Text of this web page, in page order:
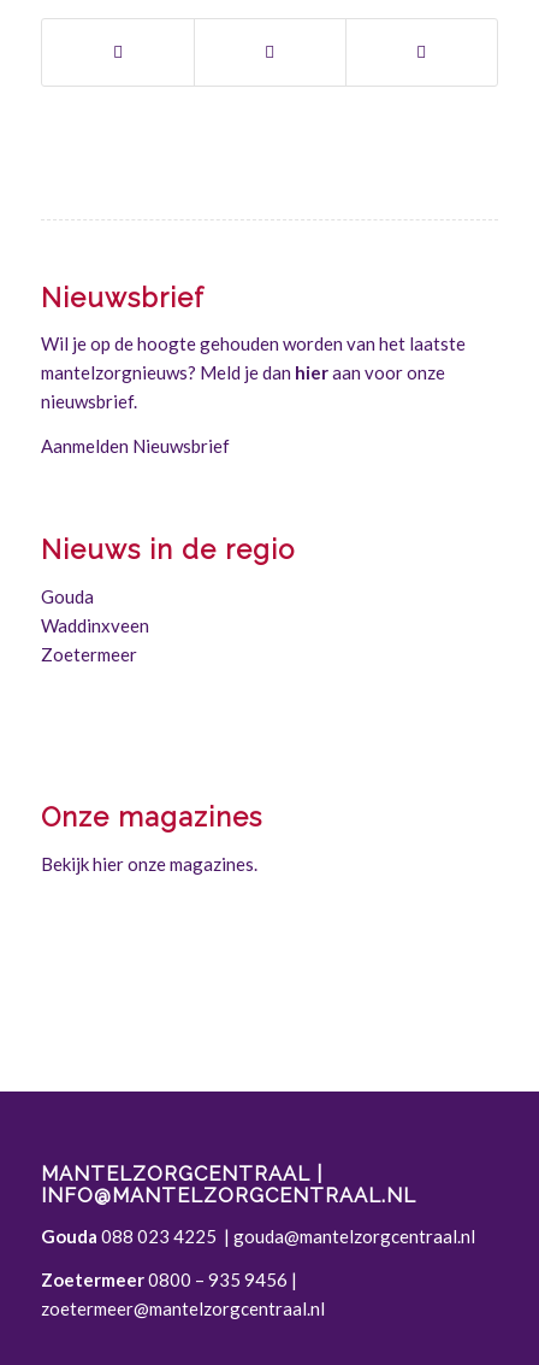
Nieuwsbrief
Wil je op de hoogte gehouden worden van het laatste
mantelzorgnieuws? Meld je dan hieraan voor onze
nieuwsbrief.
Aanmelden Nieuwsbrief
Nieuws in de regio
Gouda
Waddinxveen
Zoetermeer
Onze magazines
Bekijk hier onze magazines.
MANTELZORGCENTRAAL |
INFO@MANTELZORGCENTRAAL.NL
Gouda 088 023 4225 | gouda@mantelzorgcentraal.nl
Zoetermeer0800 – 935 9456 |
zoetermeer@mantelzorgcentraal.nl